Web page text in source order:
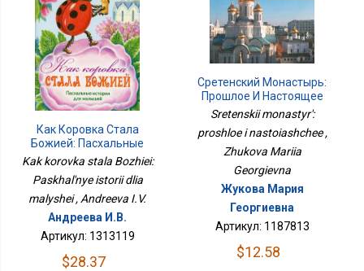
Как Коровка Стала
Божией: Пасхальные
Истории Для Малышей
Kak korovka stala Bozhiei:
Paskhal'nye istorii dlia
malyshei , Andreeva I.V.
Андреева И.В.
Артикул: 1313119
$28.37
Сретенский Монастырь:
Прошлое И Настоящее
Sretenskii monastyr':
proshloe i nastoiashchee ,
Zhukova Mariia
Georgievna
Жукова Мария
Георгиевна
Артикул: 1187813
$12.58